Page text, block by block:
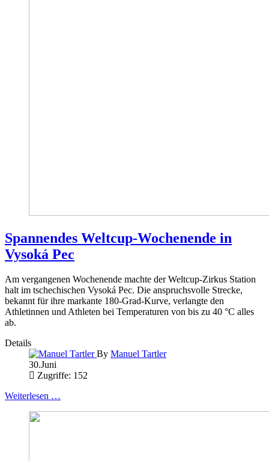
Spannendes Weltcup-Wochenende in
Vysoká Pec
Am vergangenen Wochenende machte der Weltcup-Zirkus Station
halt im tschechischen Vysoká Pec. Die anspruchsvolle Strecke,
bekannt für ihre markante 180-Grad-Kurve, verlangte den
Athletinnen und Athleten bei Temperaturen von bis zu 40 °C alles
ab.
Details
By Manuel Tartler
30.Juni
Zugriffe: 152
Weiterlesen …